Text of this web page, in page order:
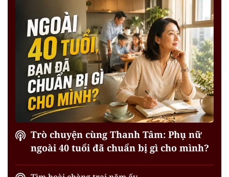
Trò chuyện cùng Thanh Tâm: Phụ nữ
ngoài 40 tuổi đã chuẩn bị gì cho mình?